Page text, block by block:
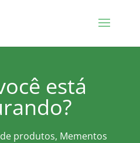
está
produtos, Mementos